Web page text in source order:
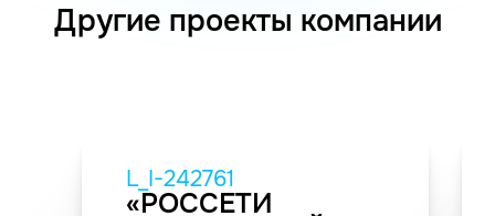
Другие проекты компании
L_I-242761
«РОССЕТИ